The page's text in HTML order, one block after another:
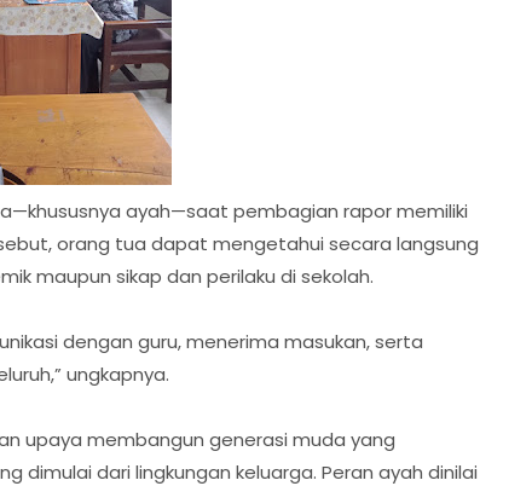
ayah—saat pembagian rapor memiliki
orang tua dapat mengetahui secara langsung
maupun sikap dan perilaku di sekolah.
dengan guru, menerima masukan, serta
ungkapnya.
upaya membangun generasi muda yang
dimulai dari lingkungan keluarga. Peran ayah dinilai